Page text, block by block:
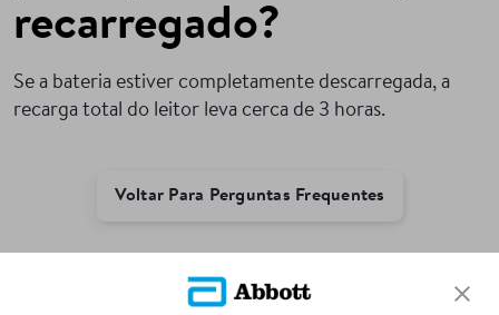
recarregado?
Se a bateria estiver completamente descarregada, a
recarga total do leitor leva cerca de 3 horas.
Voltar Para Perguntas Frequentes